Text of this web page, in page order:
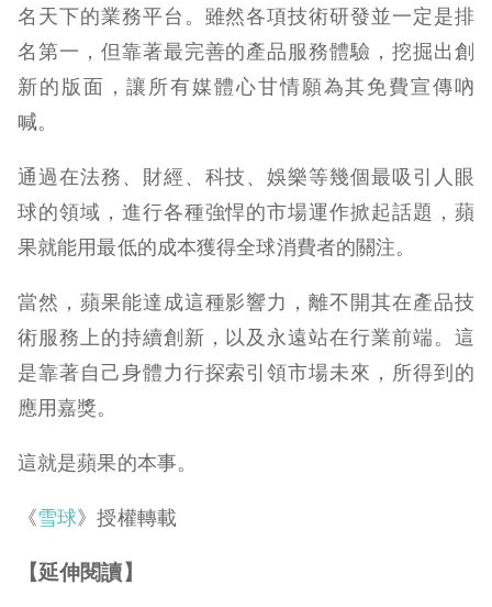
名天下的業務平台。雖然各項技術研發並一定是排
名第一，但靠著最完善的產品服務體驗，挖掘出創
新的版面，讓所有媒體心甘情願為其免費宣傳吶
喊。
通過在法務、財經、科技、娛樂等幾個最吸引人眼
球的領域，進行各種強悍的市場運作掀起話題，蘋
果就能用最低的成本獲得全球消費者的關注。
當然，蘋果能達成這種影響力，離不開其在產品技
術服務上的持續創新，以及永遠站在行業前端。這
是靠著自己身體力行探索引領市場未來，所得到的
應用嘉獎。
這就是蘋果的本事。
《雪球》授權轉載
【延伸閱讀】